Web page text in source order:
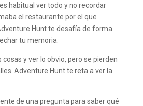
habitual ver todo y no recordar
el restaurante por el que
Hunt te desafía de forma
tu memoria.
cosas y ver lo obvio, pero se pierden
Adventure Hunt te reta a ver la
de una pregunta para saber qué